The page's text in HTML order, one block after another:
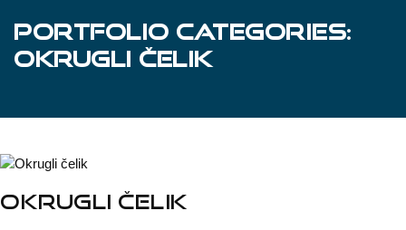
PORTFOLIO CATEGORIES:
OKRUGLI ČELIK
Okrugli čelik